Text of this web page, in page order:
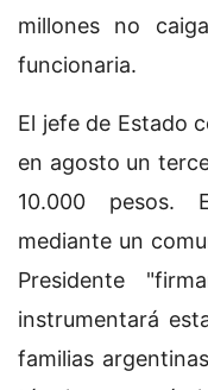
millones no
funcionaria.
El jefe de Estado
en agosto un
10.000 pesos.
mediante un
Presidente
instrumentará
familias